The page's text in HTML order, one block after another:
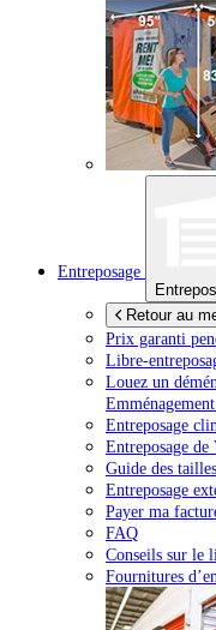
Entreposage
Retour au
Prix garanti
Libre-
Louez un
Entreposage
Entreposage
Guide des
Entreposage
Payer ma
FAQ
Conseils sur le
Fournitures